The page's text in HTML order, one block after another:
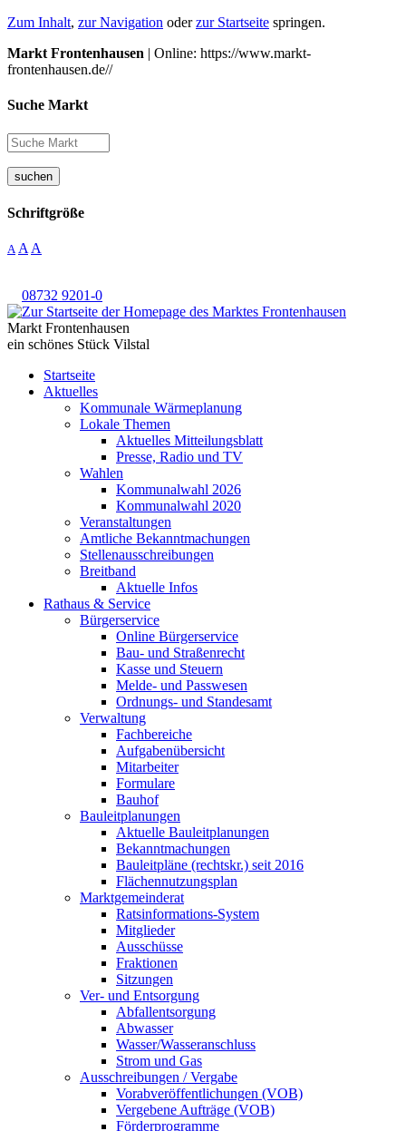
Zum Inhalt, zur Navigation oderzur Startseite springen.
Markt Frontenhausen | Online: https://www.markt-
frontenhausen.de//
Suche Markt
suchen
Schriftgröße
A A A
08732 9201-0
Markt Frontenhausen
ein schönes Stück Vilstal
Startseite
Aktuelles
Kommunale Wärmeplanung
Lokale Themen
Aktuelles Mitteilungsblatt
Presse, Radio und TV
Wahlen
Kommunalwahl 2026
Kommunalwahl 2020
Veranstaltungen
Amtliche Bekanntmachungen
Stellenausschreibungen
Breitband
Aktuelle Infos
Rathaus & Service
Bürgerservice
Online Bürgerservice
Bau- und Straßenrecht
Kasse und Steuern
Melde- und Passwesen
Ordnungs- und Standesamt
Verwaltung
Fachbereiche
Aufgabenübersicht
Mitarbeiter
Formulare
Bauhof
Bauleitplanungen
Aktuelle Bauleitplanungen
Bekanntmachungen
Bauleitpläne (rechtskr.) seit 2016
Flächennutzungsplan
Marktgemeinderat
Ratsinformations-System
Mitglieder
Ausschüsse
Fraktionen
Sitzungen
Ver- und Entsorgung
Abfallentsorgung
Abwasser
Wasser/Wasseranschluss
Strom und Gas
Ausschreibungen / Vergabe
Vorabveröffentlichungen (VOB)
Vergebene Aufträge (VOB)
Förderprogramme